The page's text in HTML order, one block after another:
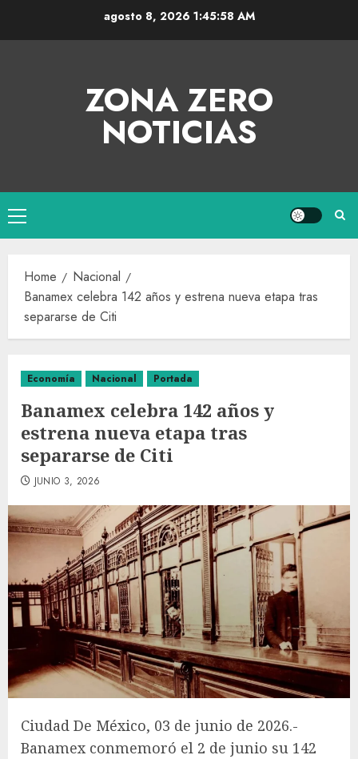
agosto 8, 2026 1:45:59 AM
ZONA ZERO
NOTICIAS
Home
Nacional
Banamex celebra 142 años y estrena nueva etapa tras
separarse de Citi
Economía Nacional Portada
Banamex celebra 142 años y
estrena nueva etapa tras
separarse de Citi
JUNIO 3, 2026
Ciudad De México, 03 de junio de 2026.-
Banamex conmemoró el 2 de junio su 142